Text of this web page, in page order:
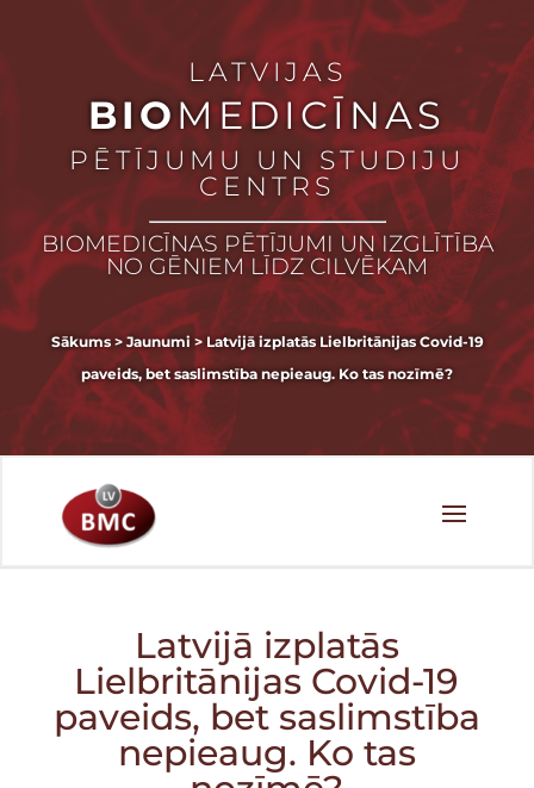
LATVIJAS
BIOMEDICĪNAS
PĒTĪJUMU UN STUDIJU
CENTRS
BIOMEDICĪNAS PĒTĪJUMI UN IZGLĪTĪBA
NO GĒNIEM LĪDZ CILVĒKAM
Sākums>Jaunumi > Latvijā izplatās Lielbritānijas Covid-19
paveids, bet saslimstība nepieaug. Ko tas nozīmē?
Latvijā izplatās
Lielbritānijas Covid-19
paveids, bet saslimstība
nepieaug. Ko tas